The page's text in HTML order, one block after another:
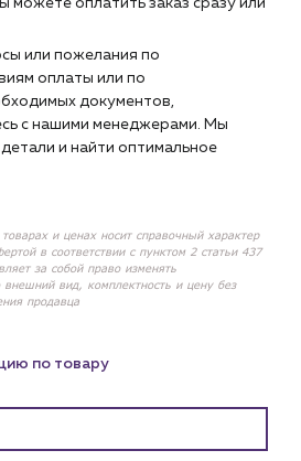
можете оплатить заказ сразу или
или пожелания по
оплаты или по
документов,
с нашими менеджерами. Мы
и найти оптимальное
и ценах носит справочный характер
в соответствии с пунктом 2 статьи 437
за собой право изменять
внешний вид, комплектность и цену без
продавца
по товару